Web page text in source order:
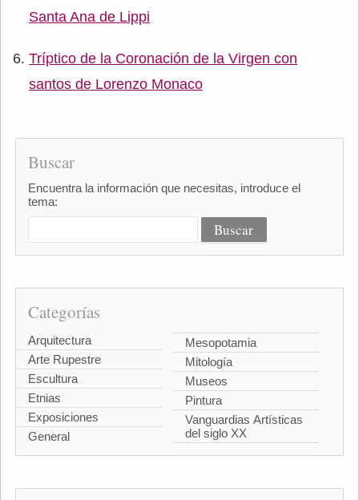
Santa Ana de Lippi
Tríptico de la Coronación de la Virgen con
santos de Lorenzo Monaco
Buscar
Encuentra la información que necesitas, introduce el
tema:
Categorías
Arquitectura
Arte Rupestre
Escultura
Etnias
Exposiciones
General
Mesopotamia
Mitología
Museos
Pintura
Vanguardias Artísticas
del siglo XX